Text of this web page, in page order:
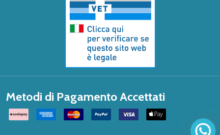
Metodi di Pagamento Accettati